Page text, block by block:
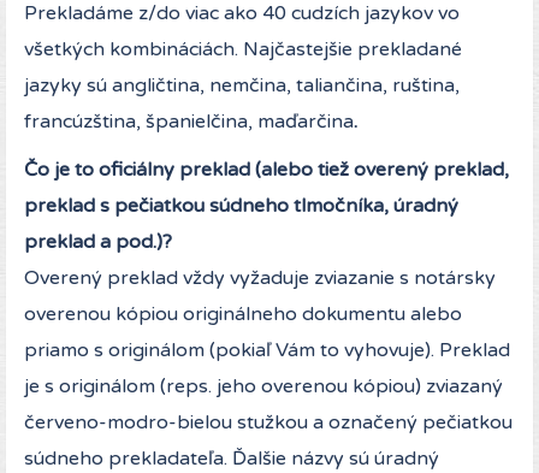
Prekladáme z/do viac ako 40 cudzích jazykov vo
všetkých kombináciách. Najčastejšie prekladané
jazyky sú angličtina, nemčina, taliančina, ruština,
francúzština, španielčina, maďarčina.
Čo je to oficiálny preklad (alebo tiež overený preklad,
preklad s pečiatkou súdneho tlmočníka, úradný
preklad a pod.)?
Overený preklad vždy vyžaduje zviazanie s notársky
overenou kópiou originálneho dokumentu alebo
priamo s originálom (pokiaľ Vám to vyhovuje). Preklad
je s originálom (reps. jeho overenou kópiou) zviazaný
červeno-modro-bielou stužkou a označený pečiatkou
súdneho prekladateľa. Ďalšie názvy sú úradný